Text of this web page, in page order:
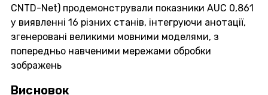
CNTD-Net) продемонстрували показники AUC 0,861
у виявленні 16 різних станів, інтегруючи анотації,
згенеровані великими мовними моделями, з
попередньо навченими мережами обробки
зображень
Висновок